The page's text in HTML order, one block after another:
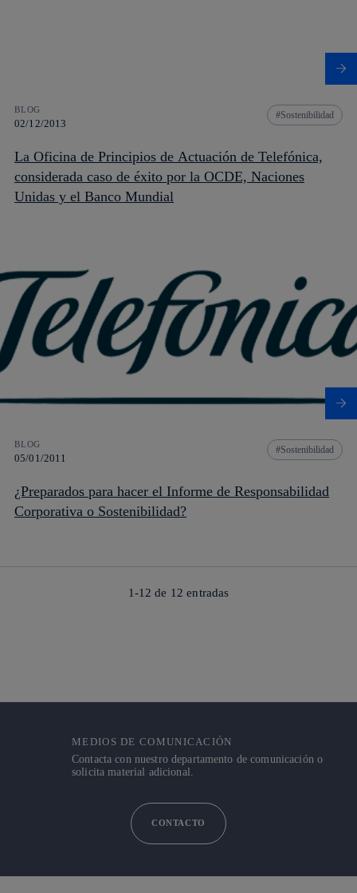
BLOG
02/12/2013
Sostenibilidad
La Oficina de Principios de Actuación de Telefónica,
considerada caso de éxito por la OCDE, Naciones
Unidas y el Banco Mundial
BLOG
05/01/2011
Sostenibilidad
¿Preparados para hacer el Informe de Responsabilidad
Corporativa o Sostenibilidad?
1-12 de 12 entradas
MEDIOS DE COMUNICACIÓN
Contacta con nuestro departamento de comunicación o
solicita material adicional.
CONTACTO